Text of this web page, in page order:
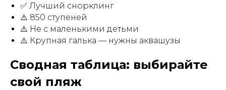
✅ Лучший снорклинг
⚠️ 850 ступеней
⚠️ Не с маленькими детьми
⚠️ Крупная галька — нужны аквашузы
Сводная таблица: выбирайте
свой пляж